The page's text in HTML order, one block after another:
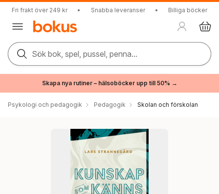
Fri frakt över 249 kr • Snabba leveranser • Billiga böcker
Sök bok, spel, pussel, penna...
Skapa nya rutiner – hälsoböcker upp till 50% →
Psykologi och pedagogik Pedagogik Skolan och förskolan